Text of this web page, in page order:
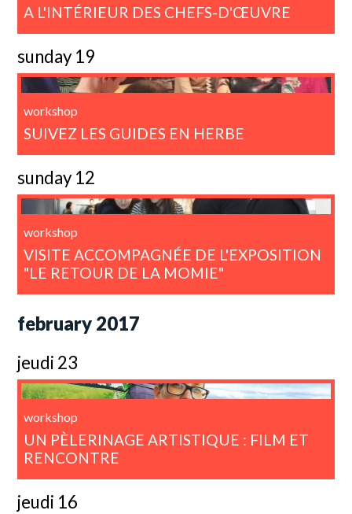
A L'INTÉRIEUR DES CHEFS-D'ŒUVRE
sunday 19
workshop
SUIVEZ LES GUIDES EN HERBE
sunday 12
workshop
VISITE ACCOMPAGNÉE DE L'EXPOSITION
"LE RETOUR DE LA MOMIE"
february 2017
jeudi 23
workshop
UN PÈLERINAGE ARTISTIQUE : FILM ET
RENCONTRE
jeudi 16